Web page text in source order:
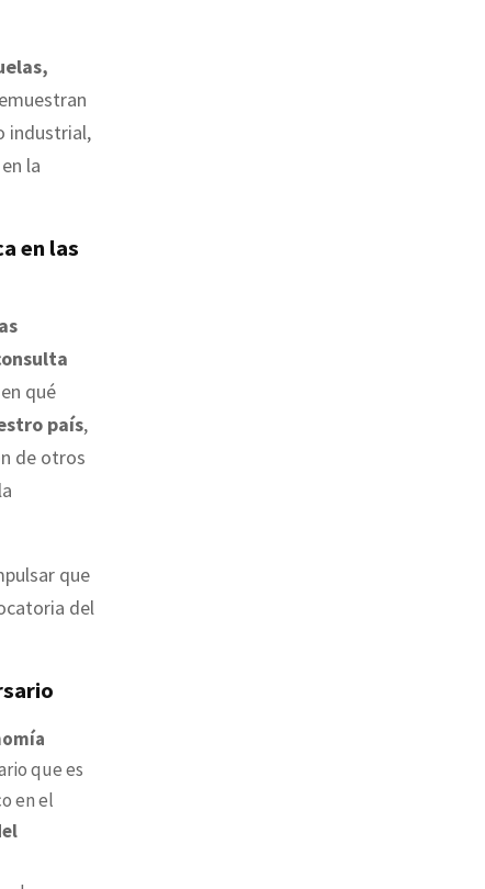
industrial,
la
en las
qué
país,
de otros
que
del
que es
en el